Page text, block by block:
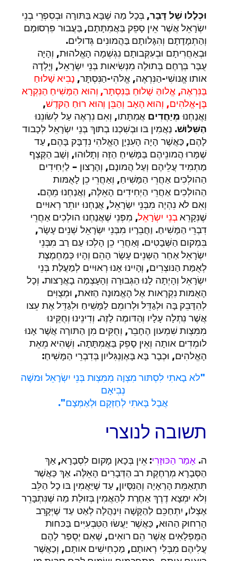
וּכְלָלו שֶׁל דָּבָר, בְּכָל מַה שֶׁבָּא בַּתּורָה וּבְסִפְרֵי בְנֵי
יִשְׂרָאֵל אֲשֶׁר אֵין סָפֵק בַּאֲמִתָּתָם, בַּעֲבוּר פִּרְסוּמָם
וְהַתְמָדָתָם וְהִגָּלותָם בַּהֲמונִים גְּדולִים.
וּבְאַחֲרִיתָם וּבְעִקְּבותָם נִגְשְׁמָה הָאֱלהוּת, וְהָיָה
עֻבָּר בְּרֶחֶם בְּתוּלָה מִנְּשִׂיאות בְּנֵי יִשְׂרָאֵל, וְיָלְדָה
אותו אֱנושִׁי-הַנִּרְאֶה, אֱלהִי-הַנִּסְתָּר, נָבִיא שָׁלוּחַ
בַּנִּרְאֶה, אֱלוהַּ שָׁלוּחַ בַּנִּסְתָּר, וְהוּא הַמָּשִׁיחַ הַנִּקְרָא
בֶּן-אֱלהִים, וְהוּא הָאָב וְהַבֵּן וְהוּא רוּחַ הַקּדֶשׁ,
וַאֲנַחְנוּ מְיַחֲדִים אֲמִתָּתו, וְאִם נִרְאֶה עַל לְשׂונֵנוּ
הַשִּׁלּוּשׁ. נַאֲמִין בּו וּבְשִׁכְנו בְתוךְ בְּנֵי יִשְׂרָאֵל לְכָבוד
לָהֶם, כַּאֲשֶׁר הָיָה הָעִנְיָן הָאֱלהִי נִדְבָּק בָּהֶם, עַד
שֶׁמָּרוּ הֲמונֵיהֶם בַּמָּשִׁיחַ הַזֶּה וְתָלוּהוּ, וְשָׁב הַקֶּצֶף
מַתְמִיד עֲלֵיהֶם וְעַל הֲמונָם, וְהָרָצון – לַיְחִידִים
הַהולְכִים אַחֲרֵי הַמָּשִׁיחַ, וְאַחֲרֵי כֵן לָאֻמּות
הַהולְכִים אַחֲרֵי הַיְחִידִים הָאֵלֶּה, וְאֲנַחְנוּ מֵהֶם.
וְאִם לא נִהְיֶה מִבְּנֵי יִשְׂרָאֵל, אֲנַחְנוּ יותֵר רְאוּיִים
שֶׁנִּקָרֵאבְנֵי יִשְׂרָאֵל, מִפְּנֵי שֶׁאֲנַחְנוּ הולְכִים אַחֲרֵי
דִבְרֵי הַמָּשִׁיחַ. וַחֲבֵרָיו מִבְּנֵי יִשְׂרָאֵל שְׁנֵים עָשָׂר,
בִּמְקום הַשְּׁבָטִים. וְאַחֲרֵי כֵן הָלְכוּ עַם רַב מִבְּנֵי
יִשְׂרָאֵל אַחַר הַשְּנֵים עָשָׂר הָהֵם וְהָיוּ כְּמַחְמֶצֶת
לְאֻמַּת הַנּוצְרִים, וְהָיִינוּ אָנוּ רְאוּיִים לְמַעֲלַת בְּנֵי
יִשְׂרָאֵל וְהָיְתָה לָנוּ הַגְּבוּרָה וְהָעָצְמָה בָאֲרָצות. וְכָל
הָאֻמּות נִקְרָאות אֶל הָאֱמוּנָה הַזּאת, וּמְצֻוִּים
לְהִדָּבֵק בָּה וּלְגַדֵּל וּלְרומֵם לַמָּשִׁיחַ וּלִגַדֵּל אֶת עֵצו
אֲשֶׁר נִתְלָה עָלָיו וְהַדּומֶה לָזֶה. וְדִינֵינוּ וְחֻקֵּינוּ
מִמִּצְות שִׁמְעון הֶחָבֵר, וְחֻקִּים מִן הַתּורָה אֲשֶׁר אָנוּ
לומְדִים אותָה וְאֵין סָפֵק בַּאֲמִתָּתָה. וְשֶׁהִיא מֵאֵת
הָאֱלהִים, וּכְבָר בָּא בָּאֶוַנְגִּליון בְּדִבְרֵי הַמָּשִׁיחַ:
"לא בָאתִי לִסְתּור מִצְוָה מִמִּצְות בְּנֵי יִשְׂרָאֵל וּמשֶׁה
נְבִיאָם
אֲבָל בָּאתִי לְחַזְּקָם וּלְאַמְּצָם".
תשובה לנוצרי
ה. אָמַר הַכּוּזָרִי: אֵין בְּכָאן מָקום לִסְבָרָא, אַךְ
הַסְּבָרָא מְרַחֶקֶת רב הַדְּבָרִים הָאֵלֶּה. אַךְ כַּאֲשֶׁר
תִּתְאַמֵּת הָרְאָיָה וְהַנִּסָּיון, עַד שֶׁיַּאֲמִין בּו כָל הַלֵּב
וְלא יִמְצָא דֶרֶךְ אַחֶרֶת לְהַאֲמִין בְּזוּלַת מַה שֶּׁנִּתְבָּרֵר
אֶצְלו, יִתְחַכֵּם לַהַקָּשָׁה וִינַהֲלָה לְאַט עַד שֶׁיְּקָרֵב
הָרִחוּק הַהוּא, כַּאֲשֶׁר יַעֲשׂוּ הַטִּבְעִיִּים בַּכּחות
הַמֻּפְלָאִים אֲשֶׁר הֵם רואִים, שֶׁאִם יְסֻפַּר לָהֶם
עֲלִיהֶם מִבְּלִי רְאותָם, מַכְחִישִׁים אותָם, וְכַאֲשֶׁר